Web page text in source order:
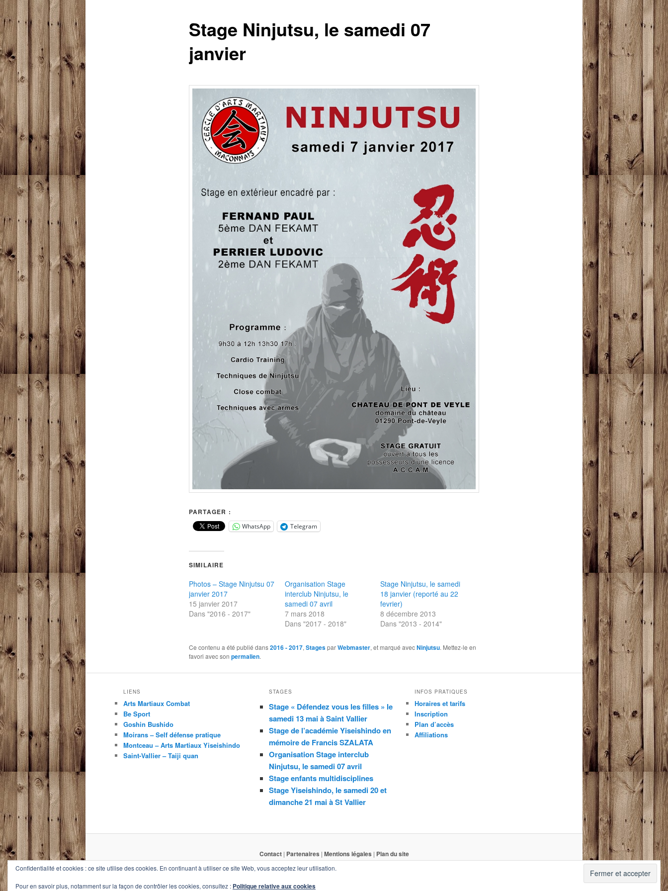
Stage Ninjutsu, le samedi 07
janvier
PARTAGER :
WhatsApp Telegram
SIMILAIRE
Photos – Stage Ninjutsu 07
janvier 2017
15 janvier 2017
Dans "2016 - 2017"
Organisation Stage
interclub Ninjutsu, le
samedi 07 avril
7 mars 2018
Dans "2017 - 2018"
Stage Ninjutsu, le samedi
18 janvier (reporté au 22
fevrier)
8 décembre 2013
Dans "2013 - 2014"
Ce contenu a été publié dans2016 - 2017, StagesparWebmaster, et marqué avecNinjutsu. Mettez-le en
favori avec son permalien.
LIENS
Arts Martiaux Combat
Be Sport
Goshin Bushido
Moirans – Self défense pratique
Montceau – Arts Martiaux Yiseishindo
Saint-Vallier – Taiji quan
STAGES
Stage « Défendez vous les filles » le
samedi 13 mai à Saint Vallier
Stage de l’académie Yiseishindo en
mémoire de Francis SZALATA
Organisation Stage interclub
Ninjutsu, le samedi 07 avril
Stage enfants multidisciplines
Stage Yiseishindo, le samedi 20 et
dimanche 21 mai à St Vallier
INFOS PRATIQUES
Horaires et tarifs
Inscription
Plan d’accès
Affiliations
Contact| Partenaires | Mentions légales | Plan du site
Copyright © 2011 - 2024 Cercle d'Arts Martiaux Mâconnais (CAMM)
Confidentialité et cookies : ce site utilise des cookies. En continuant à utiliser ce site Web, vous acceptez leur utilisation.
Pour en savoir plus, notamment sur la façon de contrôler les cookies, consultez : Politique relative aux cookies